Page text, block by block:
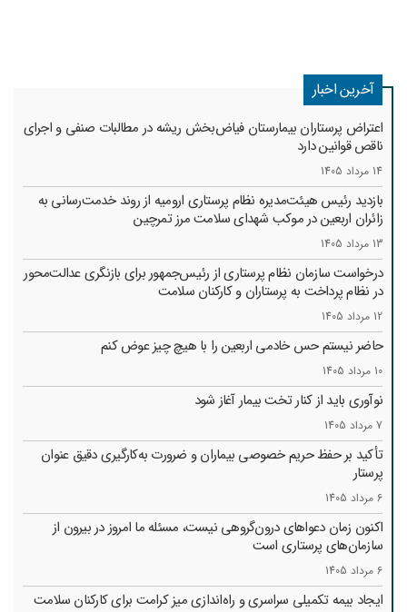
آخرین اخبار
اعتراض پرستاران بیمارستان فیاض‌بخش ریشه در مطالبات صنفی و اجرای
ناقص قوانین دارد
14 مرداد 1405
بازدید رئیس هیئت‌مدیره نظام پرستاری ارومیه از روند خدمت‌رسانی به
زائران اربعین در موکب شهدای سلامت مرز تمرچین
13 مرداد 1405
درخواست سازمان نظام پرستاری از رئیس‌جمهور برای بازنگری عدالت‌محور
در نظام پرداخت به پرستاران و کارکنان سلامت
12 مرداد 1405
حاضر نیستم حس خادمی اربعین را با هیچ چیز عوض کنم
10 مرداد 1405
نوآوری باید از کنار تخت بیمار آغاز شود
7 مرداد 1405
تأکید بر حفظ حریم خصوصی بیماران و ضرورت به‌کارگیری دقیق عنوان
پرستار
6 مرداد 1405
اکنون زمان دعواهای درون‌گروهی نیست، مسئله ما امروز در بیرون از
سازمان‌های پرستاری است
6 مرداد 1405
ایجاد بیمه تکمیلی سراسری و راه‌اندازی میز کرامت برای کارکنان سلامت